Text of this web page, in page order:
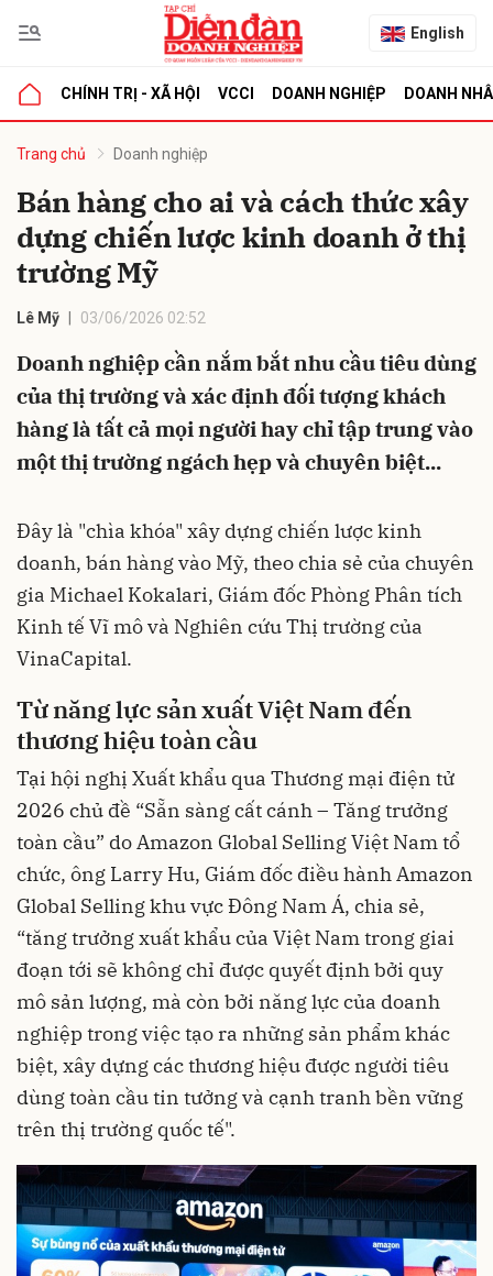
English
CHÍNH TRỊ - XÃ HỘI VCCI DOANH NGHIỆP DOANH
Trang chủ Doanh nghiệp
Bán hàng cho ai và cách thức xây
dựng chiến lược kinh doanh ở thị
trường Mỹ
Lê Mỹ 03/06/2026 02:52
Doanh nghiệp cần nắm bắt nhu cầu tiêu dùng
của thị trường và xác định đối tượng khách
hàng là tất cả mọi người hay chỉ tập trung vào
một thị trường ngách hẹp và chuyên biệt...
Đây là "chìa khóa" xây dựng chiến lược kinh
doanh, bán hàng vào Mỹ, theo chia sẻ của chuyên
gia Michael Kokalari, Giám đốc Phòng Phân tích
Kinh tế Vĩ mô và Nghiên cứu Thị trường của
VinaCapital.
Từ năng lực sản xuất Việt Namđến
thương hiệu toàn cầu
Tại hội nghị Xuất khẩu qua Thương mại điện tử
2026 chủ đề “Sẵn sàng cất cánh – Tăng trưởng
toàn cầu” do Amazon Global Selling Việt Nam tổ
chức, ông Larry Hu, Giám đốc điều hành Amazon
Global Selling khu vực Đông Nam Á, chia sẻ,
“tăng trưởng xuất khẩu của Việt Nam trong giai
đoạn tới sẽ không chỉ được quyết định bởi quy
mô sản lượng, mà còn bởi năng lực của doanh
nghiệp trong việc tạo ra những sản phẩm khác
biệt, xây dựng các thương hiệu được người tiêu
dùng toàn cầu tin tưởng và cạnh tranh bền vững
trên thị trường quốc tế".
luận
Hủy